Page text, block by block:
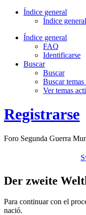
Índice general
Índice general
Índice general
FAQ
Identificarse
Buscar
Buscar
Buscar temas
Ver temas
Registrarse
Foro Segunda Guerra
Der zweite
Para continuar con el
nació.